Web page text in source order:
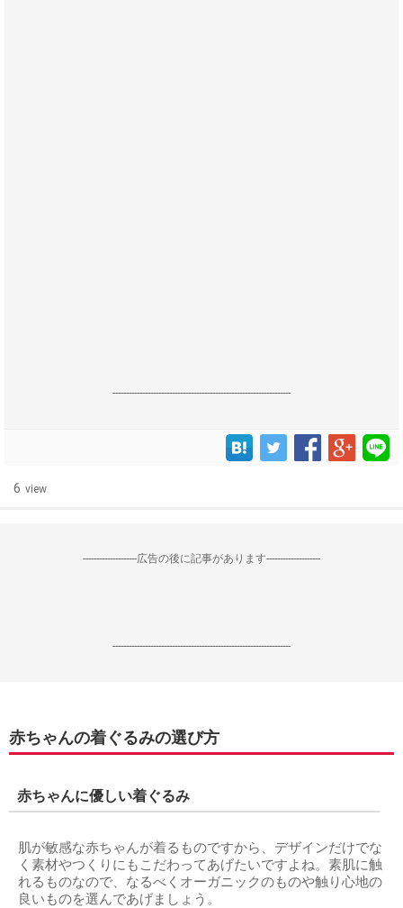
------------------------------------------------------------------
6 view
--------------------広告の後に記事があります--------------------
------------------------------------------------------------------
赤ちゃんの着ぐるみの選び方
赤ちゃんに優しい着ぐるみ
肌が敏感な赤ちゃんが着るものですから、デザインだけでな
く素材やつくりにもこだわってあげたいですよね。素肌に触
れるものなので、なるべくオーガニックのものや触り心地の
良いものを選んであげましょう。